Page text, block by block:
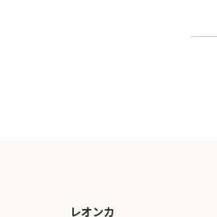
レオンカ